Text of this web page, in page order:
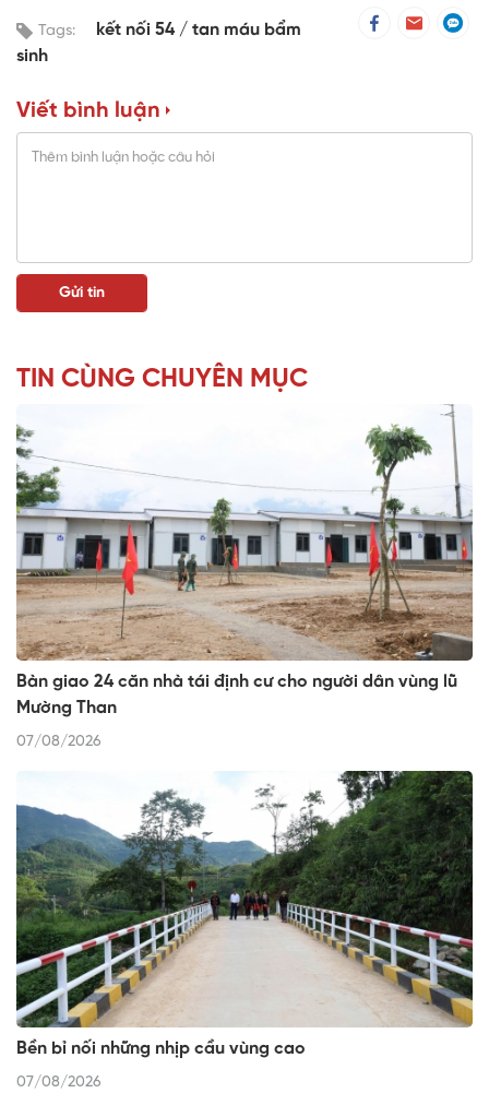
Tags: kết nối 54
tan máu bẩm
sinh
Viết bình luận
TIN CÙNG CHUYÊN MỤC
Bàn giao 24 căn nhà tái định cư cho người dân vùng lũ
Mường Than
07/08/2026
Bền bỉ nối những nhịp cầu vùng cao
07/08/2026